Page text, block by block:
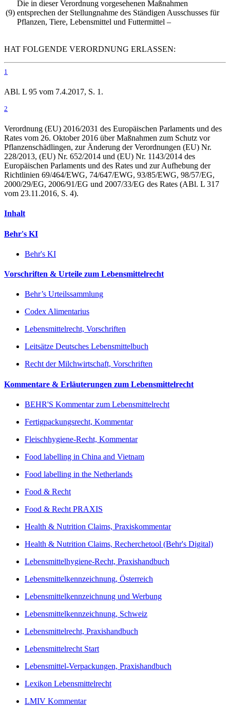
(9)
Die in dieser Verordnung vorgesehenen Maßnahmen
entsprechen der Stellungnahme des Ständigen Ausschusses für
Pflanzen, Tiere, Lebensmittel und Futtermittel –
HAT FOLGENDE VERORDNUNG ERLASSEN:
1
ABl. L 95 vom 7.4.2017, S. 1.
2
Verordnung (EU) 2016/2031 des Europäischen Parlaments und des
Rates vom 26. Oktober 2016 über Maßnahmen zum Schutz vor
Pflanzenschädlingen, zur Änderung der Verordnungen (EU) Nr.
228/2013, (EU) Nr. 652/2014 und (EU) Nr. 1143/2014 des
Europäischen Parlaments und des Rates und zur Aufhebung der
Richtlinien 69/464/EWG, 74/647/EWG, 93/85/EWG, 98/57/EG,
2000/29/EG, 2006/91/EG und 2007/33/EG des Rates (ABl. L 317
vom 23.11.2016, S. 4).
Inhalt
Behr's KI
Behr's KI
Vorschriften & Urteile zum Lebensmittelrecht
Behr’s Urteilssammlung
Codex Alimentarius
Lebensmittelrecht, Vorschriften
Leitsätze Deutsches Lebensmittelbuch
Recht der Milchwirtschaft, Vorschriften
Kommentare & Erläuterungen zum Lebensmittelrecht
BEHR'S Kommentar zum Lebensmittelrecht
Fertigpackungsrecht, Kommentar
Fleischhygiene-Recht, Kommentar
Food labelling in China and Vietnam
Food labelling in the Netherlands
Food & Recht
Food & Recht PRAXIS
Health & Nutrition Claims, Praxiskommentar
Health & Nutrition Claims, Recherchetool (Behr's Digital)
Lebensmittelhygiene-Recht, Praxishandbuch
Lebensmittelkennzeichnung, Österreich
Lebensmittelkennzeichnung und Werbung
Lebensmittelkennzeichnung, Schweiz
Lebensmittelrecht, Praxishandbuch
Lebensmittelrecht Start
Lebensmittel-Verpackungen, Praxishandbuch
Lexikon Lebensmittelrecht
LMIV Kommentar